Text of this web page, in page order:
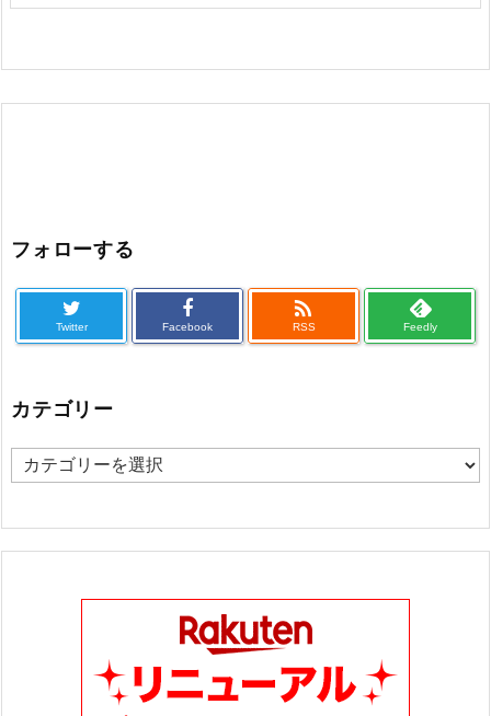
フォローする
Twitter Facebook

RSS Feedly
カテゴリー
カ
ゴ